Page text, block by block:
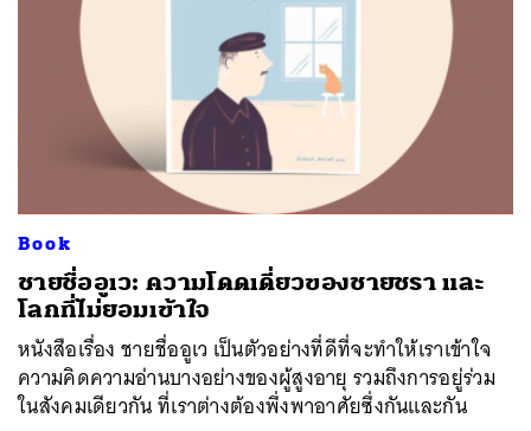
Book
ชายชื่ออูเว: ความโดดเดี่ยวของชายชรา และ
โลกที่ไม่ยอมเข้าใจ
หนังสือเรื่อง ชายชื่ออูเว เป็นตัวอย่างที่ดีที่จะทำให้เราเข้าใจ
ความคิดความอ่านบางอย่างของผู้สูงอายุ รวมถึงการอยู่ร่วม
ในสังคมเดียวกัน ที่เราต่างต้องพึ่งพาอาศัยซึ่งกันและกัน
SHARE TWEET LINE EMAIL